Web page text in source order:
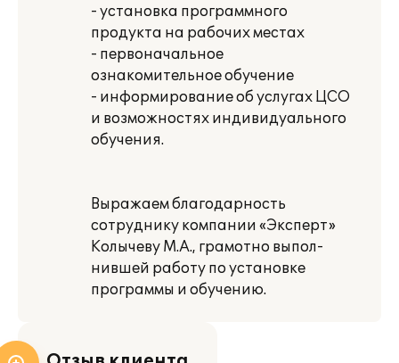
- установка программного
продукта на рабочих местах
- первоначальное
ознакомительное обучение
- информирование об услугах ЦСО
и возможностях индивидуального
обучения.
Выражаем благодарность
сотруднику компании «Эксперт»
Колычеву М.А., грамотно выпол-
нившей работу по установке
программы и обучению.